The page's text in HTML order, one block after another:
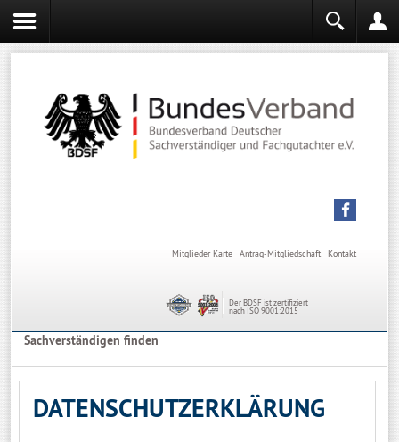
Angemeldet bleiben
Kontakt
Antrag-Mitgliedschaft
Mitglieder Karte
Der BDSF ist zertifiziert
nach ISO 9001:2015
Sachverständigen finden
DATENSCHUTZERKLÄRUNG